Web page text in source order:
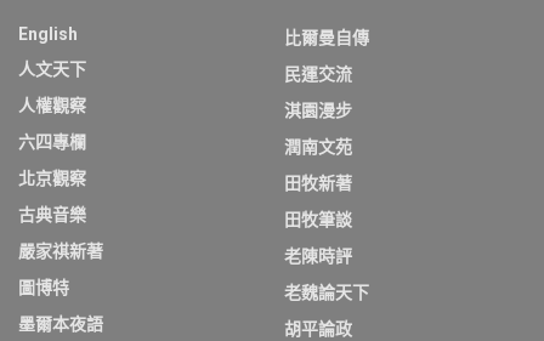
English
人文天下
人權觀察
六四專欄
北京觀察
古典音樂
嚴家祺新著
圖博特
墨爾本夜語
比爾曼自傳
民運交流
淇園漫步
潤南文苑
田牧新著
田牧筆談
老陳時評
老魏論天下
胡平論政